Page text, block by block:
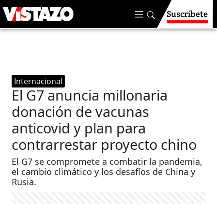
Suscríbete
Internacional
El G7 anuncia millonaria
donación de vacunas
anticovid y plan para
contrarrestar proyecto chino
El G7 se compromete a combatir la pandemia,
el cambio climático y los desafíos de China y
Rusia.